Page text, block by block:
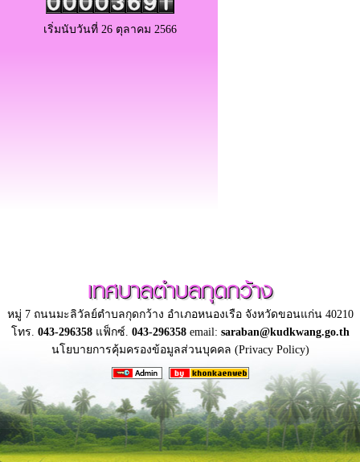
เริ่มนับวันที่ 26 ตุลาคม 2566
เทศบาลตำบลกุดกว้าง
หมู่ 7 ถนนมะลิวัลย์ตำบลกุดกว้าง อำเภอหนองเรือ จังหวัดขอนแก่น 40210
โทร. 043-296358แฟ็กซ์. 043-296358email: saraban@kudkwang.go.th
นโยบายการคุ้มครองข้อมูลส่วนบุคคล (Privacy Policy)